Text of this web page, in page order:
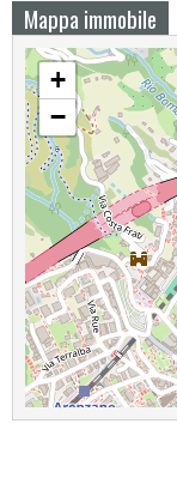
Mappa immobile
+
−